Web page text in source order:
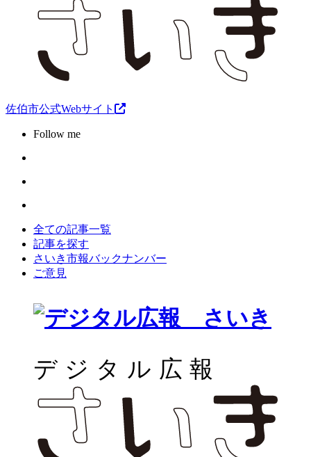
佐伯市公式Webサイト
Follow me
全ての記事一覧
記事を探す
さいき市報バックナンバー
ご意見